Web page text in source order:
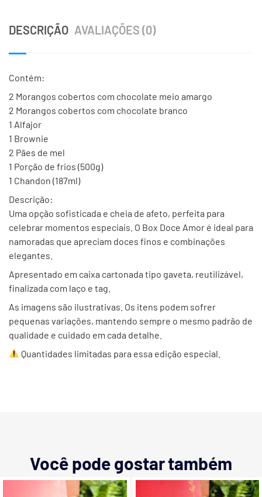
DESCRIÇÃO AVALIAÇÕES (0)
Contém:
2 Morangos cobertos com chocolate meio amargo
2 Morangos cobertos com chocolate branco
1 Alfajor
1 Brownie
2 Pães de mel
1 Porção de frios (500g)
1 Chandon (187ml)
Descrição:
Uma opção sofisticada e cheia de afeto, perfeita para
celebrar momentos especiais. O Box Doce Amor é ideal para
namoradas que apreciam doces finos e combinações
elegantes.
Apresentado em caixa cartonada tipo gaveta, reutilizável,
finalizada com laço e tag.
As imagens são ilustrativas. Os itens podem sofrer
pequenas variações, mantendo sempre o mesmo padrão de
qualidade e cuidado em cada detalhe.
Quantidades limitadas para essa edição especial.
Você pode gostar também